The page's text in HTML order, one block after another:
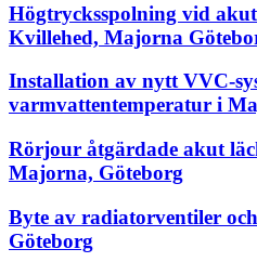
Högtrycksspolning vid
Kvillehed, Majorna
Installation av nytt VVC-
varmvattentemperatur i
Rörjour åtgärdade akut
Majorna, Göteborg
Byte av radiatorventiler
Göteborg